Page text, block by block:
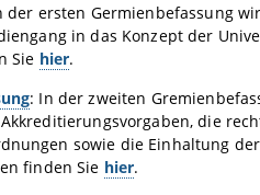
der ersten Germienbefassung
in das Konzept der
Sie hier.
: In der zweiten
die
sowie die Einhaltung
finden Sie hier.